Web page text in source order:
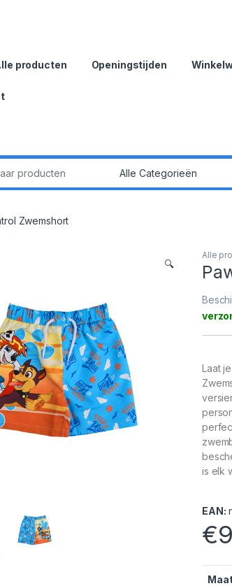
producten Openingstijden
Zwemshort
🔍
Alle
Laat
is elk
EAN:
€